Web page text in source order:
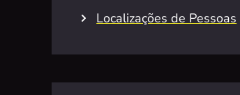
Localizações de Pessoas